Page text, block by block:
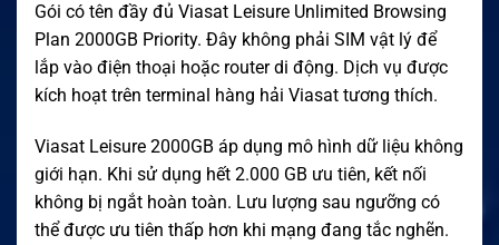
Gói có tên đầy đủ Viasat Leisure Unlimited Browsing
Plan 2000GB Priority. Đây không phải SIM vật lý để
lắp vào điện thoại hoặc router di động. Dịch vụ được
kích hoạt trên terminal hàng hải Viasat tương thích.
Viasat Leisure 2000GB áp dụng mô hình dữ liệu không
giới hạn. Khi sử dụng hết 2.000 GB ưu tiên, kết nối
không bị ngắt hoàn toàn. Lưu lượng sau ngưỡng có
thể được ưu tiên thấp hơn khi mạng đang tắc nghẽn.